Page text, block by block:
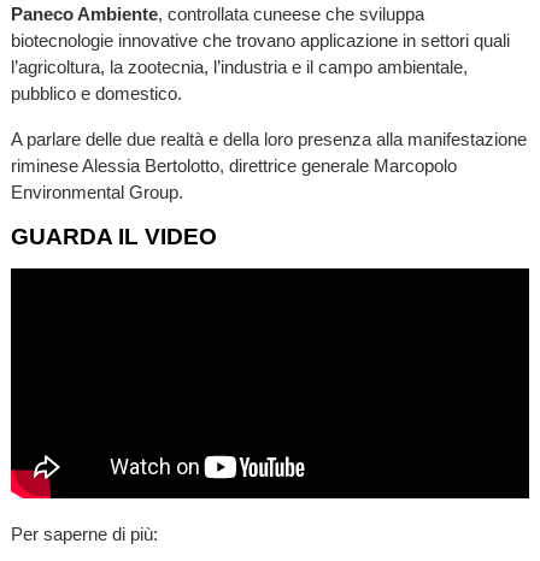
Paneco Ambiente, controllata cuneese che sviluppa
biotecnologie innovative che trovano applicazione in settori quali
l’agricoltura, la zootecnia, l’industria e il campo ambientale,
pubblico e domestico.
A parlare delle due realtà e della loro presenza alla manifestazione
riminese Alessia Bertolotto, direttrice generale Marcopolo
Environmental Group.
GUARDA IL VIDEO
Per saperne di più: